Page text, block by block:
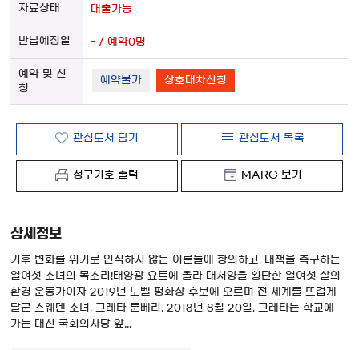
대출가능
- / 예약0명
예약불가 상호대차신청
관심도서 담기 관심도서 목록
청구기호 출력 MARC 보기
상세정보
기후 변화를 위기로 인식하지 않는 어른들에 항의하고, 대책을 촉구하는
열여섯 소녀의 목소리!태양광 요트에 올라 대서양을 횡단한 열여섯 살의
환경 운동가이자 2019년 노벨 평화상 후보에 오르며 전 세계를 뜨겁게
달군 스웨덴 소녀, 그레타 툰베리. 2018년 8월 20일, 그레타는 학교에
가는 대신 국회의사당 앞...